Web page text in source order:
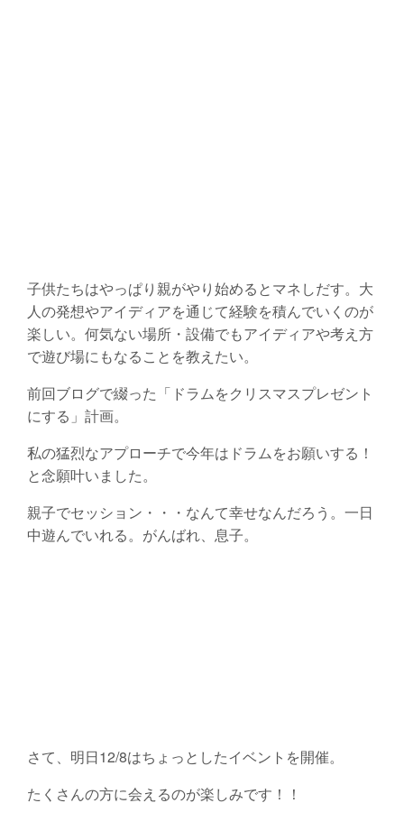
子供たちはやっぱり親がやり始めるとマネしだす。大
人の発想やアイディアを通じて経験を積んでいくのが
楽しい。何気ない場所・設備でもアイディアや考え方
で遊び場にもなることを教えたい。
前回ブログで綴った「ドラムをクリスマスプレゼント
にする」計画。
私の猛烈なアプローチで今年はドラムをお願いする！
と念願叶いました。
親子でセッション・・・なんて幸せなんだろう。一日
中遊んでいれる。がんばれ、息子。
さて、明日12/8はちょっとしたイベントを開催。
たくさんの方に会えるのが楽しみです！！